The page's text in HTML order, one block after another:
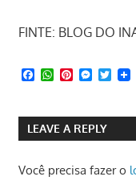
FINTE: BLOG DO
Facebook
WhatsApp
Pinterest
LEAVE A REPLY
Você precisa fazer o